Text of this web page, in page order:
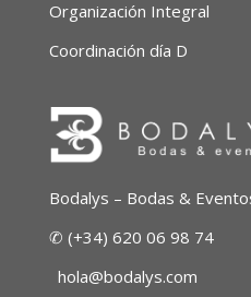
Organización Integral
Coordinación día D
Bodalys – Bodas &
✆ (+34) 620 06 98 74
hola@bodalys.com